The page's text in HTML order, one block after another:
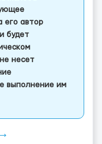
его автор
будет
несет
выполнение им
⟶